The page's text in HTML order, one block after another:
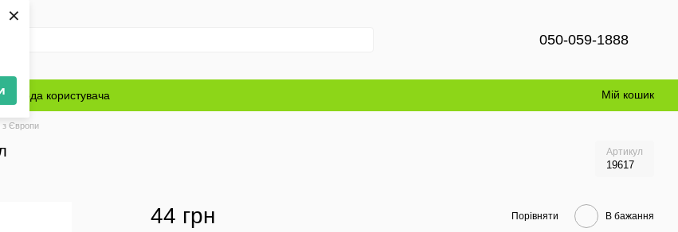
×
050-059-1888
Угода користувача Мій кошик
з Європи
Артикул
19617
44 грн Порівняти В бажання